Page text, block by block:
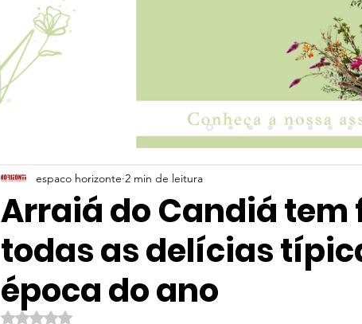
Arraiá do Candiá tem
todas as delícias
época do ano
espaco horizonte 2 min de leitura
Avaliado com NaN de 5 estrelas.